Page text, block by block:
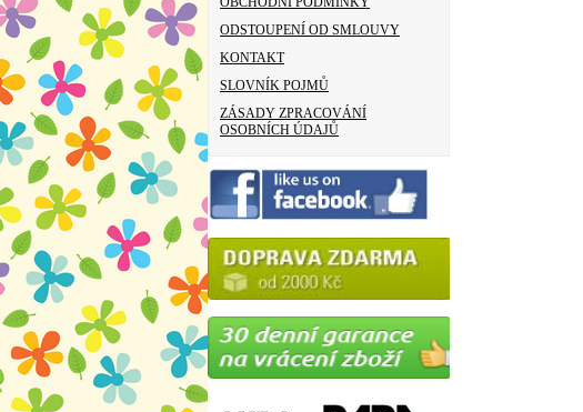
ODSTOUPENÍ OD SMLOUVY
KONTAKT
SLOVNÍK POJMŮ
ZÁSADY ZPRACOVÁNÍ
OSOBNÍCH ÚDAJŮ